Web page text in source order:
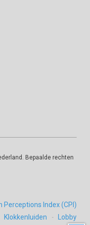
Bepaalde rechten
Perceptions Index (CPI)
Klokkenluiden
Lobby